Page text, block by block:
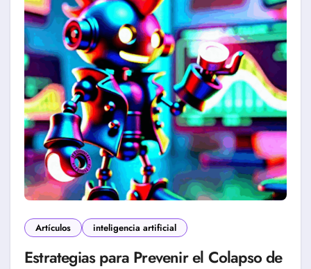
Artículos inteligencia artificial
Estrategias para Prevenir el Colapso de